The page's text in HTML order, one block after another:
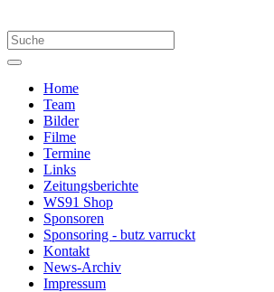
Home
Team
Bilder
Filme
Termine
Links
Zeitungsberichte
WS91 Shop
Sponsoren
Sponsoring - butz varruckt
Kontakt
News-Archiv
Impressum